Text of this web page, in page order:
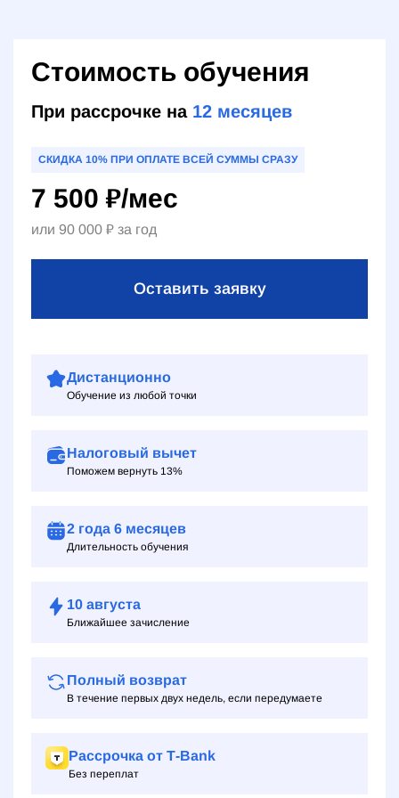
Стоимость обучения
При рассрочке на 12 месяцев
СКИДКА 10% ПРИ ОПЛАТЕ ВСЕЙ СУММЫ СРАЗУ
7 500 ₽/мес
или 90 000 ₽ за год
Оставить заявку
Дистанционно
Обучение из любой точки
Налоговый вычет
Поможем вернуть 13%
2 года 6 месяцев
Длительность обучения
10 августа
Ближайшее зачисление
Полный возврат
В течение первых двух недель, если передумаете
Рассрочка от Т‑Bank
Без переплат